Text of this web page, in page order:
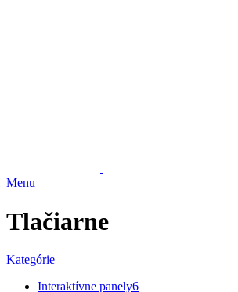
Menu
Tlačiarne
Kategórie
Interaktívne panely6